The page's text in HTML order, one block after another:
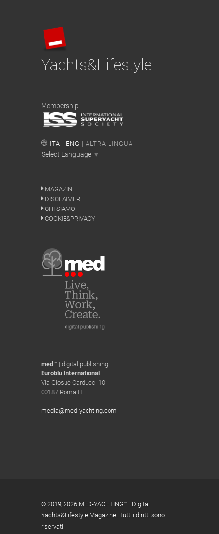
Yachts&Lifestyle
Membership
ITA | ENG | ALTRA LINGUA
Select Language ▼
MAGAZINE
DISCLAIMER
CHI SIAMO
COOKIE&PRIVACY
med™ | digital publishing
Euroblu International
Via Giosuè Carducci 10
00187 Roma IT
media@med-yachting.com
© 2019, 2026 MED-YACHTING™ | Digital
Yachts&Lifestyle Magazine. Tutti i diritti sono
riservati.